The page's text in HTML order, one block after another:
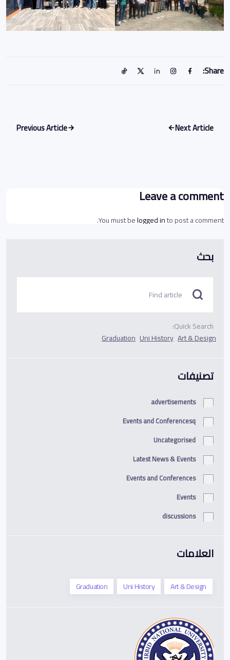
Share:
Next Article
Previous Article
Leave a comment
You must belogged into post a comment.
بحث
Quick Search:
Art & Design
Uni History
Graduation
تصنيفات
advertisements
Events and Conferencesq
Uncategorised
Latest News & Events
Events and Conferences
Events
discussions
العلامات
Art & Design
Uni History
Graduation